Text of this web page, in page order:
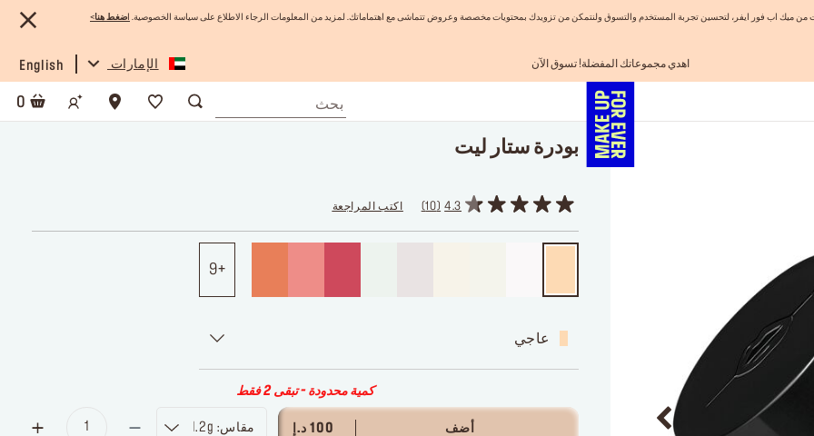
من ميك اب فور ايفر، لتحسين تجربة المستخدم والتسوق ولنتمكن من تزويدك بمحتويات مخصصة وعروض تتماشى مع اهتماماتك. لمزيد من المعلومات الرجاء الاطلاع على سياسة الخصوصية. ضغط هنا >
شحن مجاني لجميع الطلبات
تسوق الآن و ادفع لاحقاً مع تابي
اهدي مجموعاتك المفضلة! تسوق الآن
الفرصة الأخيرة: خصم 25% على خطوط مختارة
الإمارات English
0
بودرة ستار ليت
4.3
10 اكتب المراجعة
9
عاجي
مقاس: 1.2g
كمية محدودة - تبقى 2 فقط
أضف 100 د.إ